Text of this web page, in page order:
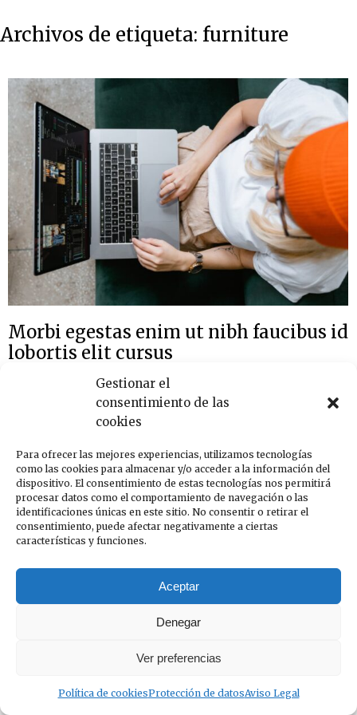
Gestionar el
consentimiento de las
cookies
Para ofrecer las mejores experiencias, utilizamos tecnologías
como las cookies para almacenar y/o acceder a la información del
dispositivo. El consentimiento de estas tecnologías nos permitirá
procesar datos como el comportamiento de navegación o las
identificaciones únicas en este sitio. No consentir o retirar el
consentimiento, puede afectar negativamente a ciertas
características y funciones.
Aceptar
Denegar
Ver preferencias
Política de cookiesProtección de datosAviso Legal
Archivos de etiqueta: furniture
Morbi egestas enim ut nibh faucibus id
lobortis elit cursus
InfoCOAC
25 de octubre de 2016
Deja un comentario
Morbi egestas enim ut nibh faucibus, id lobortis elit
non, ullamcorper in odio.